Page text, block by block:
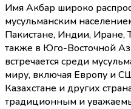
Имя Акбар широко
мусульманским
Пакистане, Индии, Иране,
также в Юго-Восточной
встречается среди
миру, включая Европу и
Казахстане и других
традиционным и